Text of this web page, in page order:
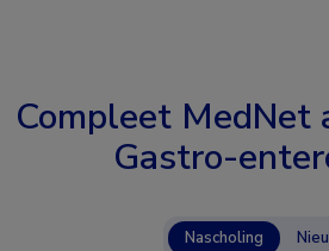
Compleet MedNet
Gastro-
Nascholing